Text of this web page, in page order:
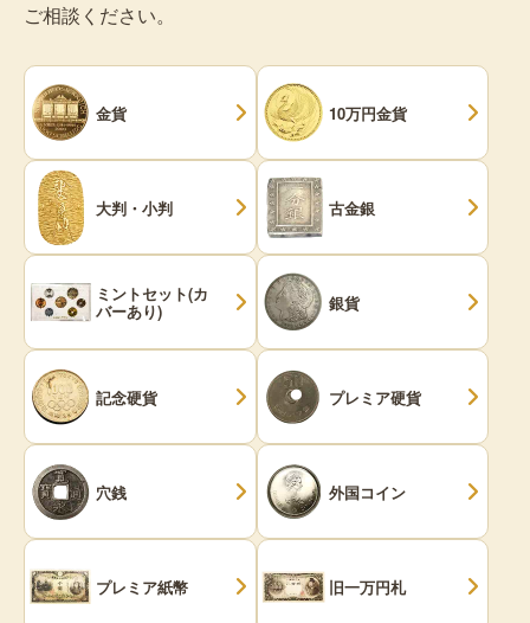
ご相談ください。
金貨 10万円金貨
大判・小判 古金銀
ミントセット(カ
バーあり) 銀貨
記念硬貨 プレミア硬貨
穴銭 外国コイン
プレミア紙幣 旧一万円札